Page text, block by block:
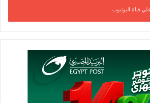
الذي وقعه البنك مع شركة الفيوم
إطار سعي البنك للتوسع في تمويل الزراعة
صغار المزراعين وتحسين مستوى معيشتهم
وفي الوقت نفسه يدعم الصناعات
مثل صناعة السكر التي تعتمد في المقام الاول
من محاصيل مثل بنجر السكر وقصب السكر .
التعاون يمثل عقداً ثلاثياً بين البنك والمزراع
قناة اليوتيوب